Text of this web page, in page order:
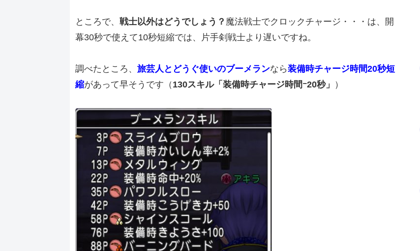
ところで、 戦士以外はどうでしょう？ 魔法戦士でクロックチャージ・・・は、開
幕30秒で使えて10秒短縮では、片手剣戦士より遅いですね。
調べたところ、 旅芸人とどうぐ使いのブーメランなら装備時チャージ時間20秒短
縮があって早そうです（ 130スキル「装備時チャージ時間ｰ20秒」 ）